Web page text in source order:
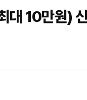
대 10만원)